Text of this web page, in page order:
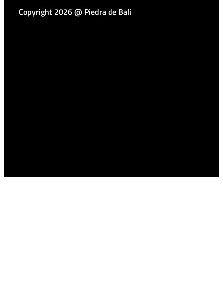
Copyright 2026 @ Piedra de Bali